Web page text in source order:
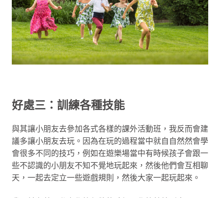
好處三：訓練各種技能
與其讓小朋友去參加各式各樣的課外活動班，我反而會建
議多讓小朋友去玩。因為在玩的過程當中就自自然然會學
會很多不同的技巧，例如在遊樂場當中有時候孩子會跟一
些不認識的小朋友不知不覺地玩起來，然後他們會互相聊
天，一起去定立一些遊戲規則，然後大家一起玩起來。